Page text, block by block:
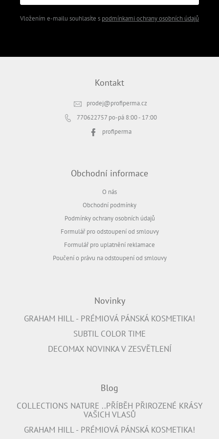
Vložením e-mailu souhlasíte s podmínkami ochrany osobních údajů
Kontakt
prodej@profiperma.cz
770622757 po-pá 8:00 - 17:00
profiperma
Obchodní informace
O nás
Obchodní podmínky
Podmínky ochrany osobních údajů
Formulář pro odstoupení od smlouvy
Formulář pro uplatnění reklamace
Poučení o právu na odstoupení od smlouvy
Novinky
GRAHAM HILL - PRÉMIOVÁ PÁNSKÁ KOSMETIKA!
SUBTIL COLOR TIME
DECOMAX NOVINKA V ZESVĚTLENÍ
Blog
COLLECTIONS NATURE ..PŘÍBĚH PŘIROZENÉ KRÁSY
VAŠICH VLASŮ
GRAHAM HILL - PRÉMIOVÁ PÁNSKÁ KOSMETIKA!